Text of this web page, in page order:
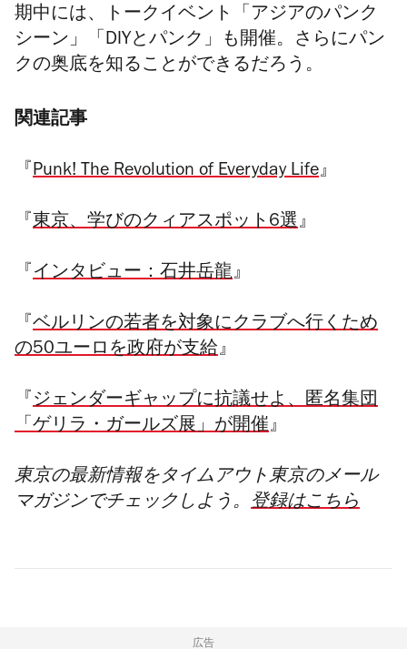
期中には、トークイベント「アジアのパンク
シーン」「DIYとパンク」も開催。さらにパン
クの奥底を知ることができるだろう。
関連記事
『 Punk! The Revolution of Everyday Life』
『 東京、学びのクィアスポット6選』
『 インタビュー：石井岳龍』
『 ベルリンの若者を対象にクラブへ行くため
の50ユーロを政府が支給』
『 ジェンダーギャップに抗議せよ、匿名集団
「ゲリラ・ガールズ展」が開催』
東京の最新情報をタイムアウト東京のメール
マガジンでチェックしよう。 登録はこちら
広告